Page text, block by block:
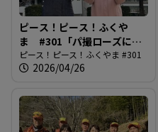
ピース！ピース！ふくや
ま #301「パ撮ローズに街
路樹追加！」
ピース！ピース！ふくやま #301
2026/04/26